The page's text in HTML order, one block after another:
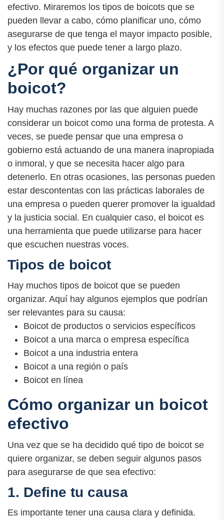
efectivo. Miraremos los tipos de boicots que se
pueden llevar a cabo, cómo planificar uno, cómo
asegurarse de que tenga el mayor impacto posible,
y los efectos que puede tener a largo plazo.
¿Por qué organizar un
boicot?
Hay muchas razones por las que alguien puede
considerar un boicot como una forma de protesta. A
veces, se puede pensar que una empresa o
gobierno está actuando de una manera inapropiada
o inmoral, y que se necesita hacer algo para
detenerlo. En otras ocasiones, las personas pueden
estar descontentas con las prácticas laborales de
una empresa o pueden querer promover la igualdad
y la justicia social. En cualquier caso, el boicot es
una herramienta que puede utilizarse para hacer
que escuchen nuestras voces.
Tipos de boicot
Hay muchos tipos de boicot que se pueden
organizar. Aquí hay algunos ejemplos que podrían
ser relevantes para su causa:
Boicot de productos o servicios específicos
Boicot a una marca o empresa específica
Boicot a una industria entera
Boicot a una región o país
Boicot en línea
Cómo organizar un boicot
efectivo
Una vez que se ha decidido qué tipo de boicot se
quiere organizar, se deben seguir algunos pasos
para asegurarse de que sea efectivo:
1. Define tu causa
Es importante tener una causa clara y definida.